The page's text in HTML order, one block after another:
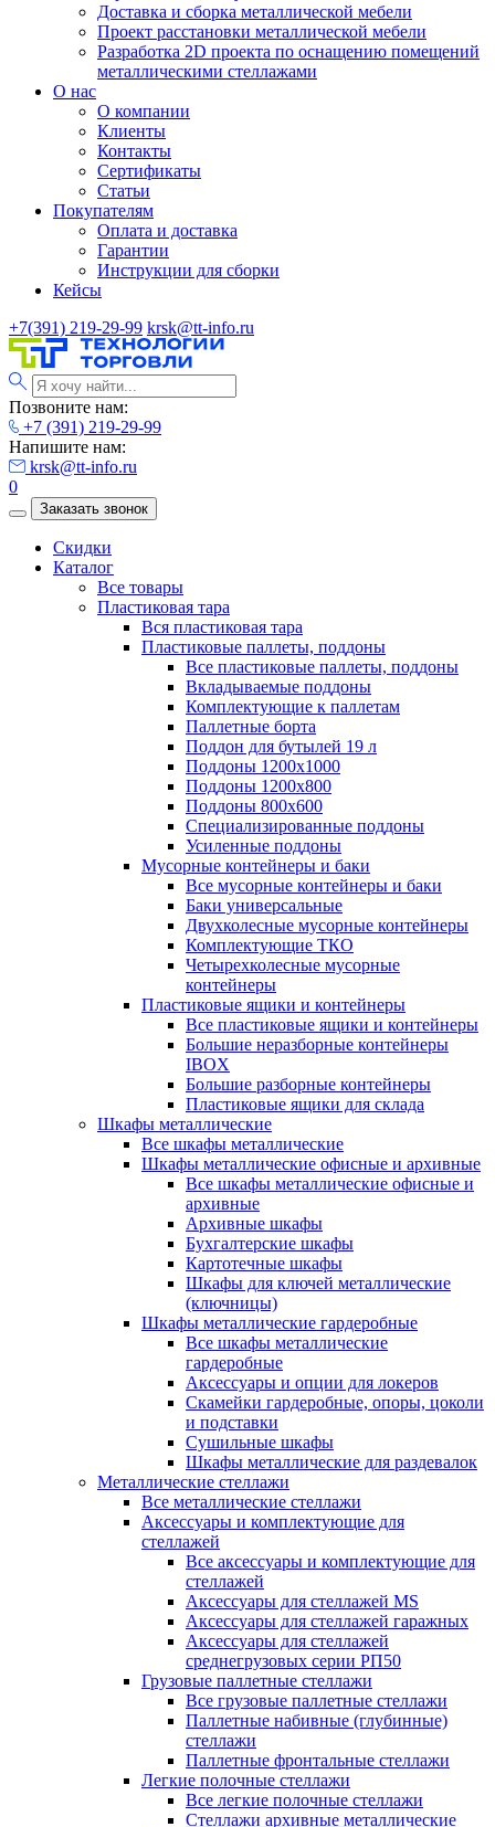
Доставка и сборка металлической мебели
Проект расстановки металлической мебели
Разработка 2D проекта по оснащению помещений
металлическими стеллажами
О нас
О компании
Клиенты
Контакты
Сертификаты
Статьи
Покупателям
Оплата и доставка
Гарантии
Инструкции для сборки
Кейсы
+7(391) 219-29-99 krsk@tt-info.ru
Позвоните нам:
+7 (391) 219-29-99
Напишите нам:
krsk@tt-info.ru
0
Заказать звонок
Скидки
Каталог
Все товары
Пластиковая тара
Вся пластиковая тара
Пластиковые паллеты, поддоны
Все пластиковые паллеты, поддоны
Вкладываемые поддоны
Комплектующие к паллетам
Паллетные борта
Поддон для бутылей 19 л
Поддоны 1200х1000
Поддоны 1200х800
Поддоны 800х600
Специализированные поддоны
Усиленные поддоны
Мусорные контейнеры и баки
Все мусорные контейнеры и баки
Баки универсальные
Двухколесные мусорные контейнеры
Комплектующие ТКО
Четырехколесные мусорные
контейнеры
Пластиковые ящики и контейнеры
Все пластиковые ящики и контейнеры
Большие неразборные контейнеры
IBOX
Большие разборные контейнеры
Пластиковые ящики для склада
Шкафы металлические
Все шкафы металлические
Шкафы металлические офисные и архивные
Все шкафы металлические офисные и
архивные
Архивные шкафы
Бухгалтерские шкафы
Картотечные шкафы
Шкафы для ключей металлические
(ключницы)
Шкафы металлические гардеробные
Все шкафы металлические
гардеробные
Аксессуары и опции для локеров
Скамейки гардеробные, опоры, цоколи
и подставки
Сушильные шкафы
Шкафы металлические для раздевалок
Металлические стеллажи
Все металлические стеллажи
Аксессуары и комплектующие для
стеллажей
Все аксессуары и комплектующие для
стеллажей
Аксессуары для стеллажей MS
Аксессуары для стеллажей гаражных
Аксессуары для стеллажей
среднегрузовых серии РП50
Грузовые паллетные стеллажи
Все грузовые паллетные стеллажи
Паллетные набивные (глубинные)
стеллажи
Паллетные фронтальные стеллажи
Легкие полочные стеллажи
Все легкие полочные стеллажи
Стеллажи архивные металлические